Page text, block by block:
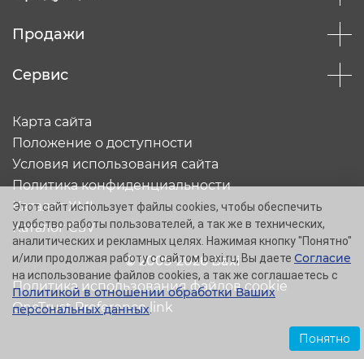
Продажи
Сервис
© 2005-2026 Baxi
Карта сайта
Положение о доступности
Условия использования сайта
Политика конфиденциальности
Каталог XML
Каталог CSV
Политика использования файлов cookie
OneTrust Preference link
Этот сайт использует файлы cookies, чтобы обеспечить
удобство работы пользователей, а так же в технических,
аналитических и рекламных целях. Нажимая кнопку "Понятно"
и/или продолжая работу с сайтом baxi.ru, Вы даете Согласие
на использование файлов cookies, а так же соглашаетесь с
Политикой в отношении обработки Ваших
персональных данных.
Понятно